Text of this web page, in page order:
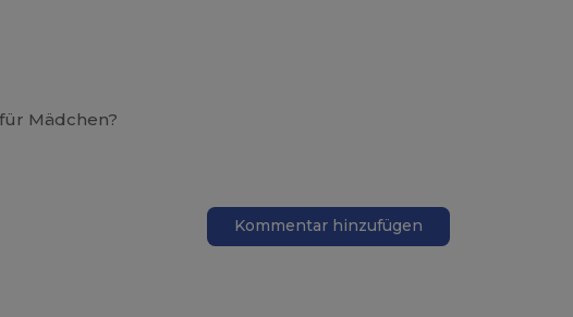
Mädchen?
Kommentar hinzufügen